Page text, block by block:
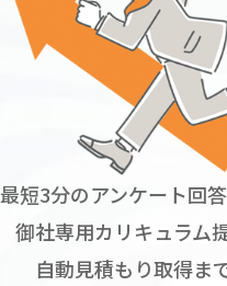
最短3分のアンケート回答
御社専用カリキュラム
自動見積もり取得まで